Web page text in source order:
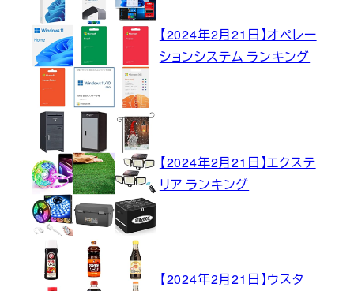
【2024年2月21日】オペレー
ションシステム ランキング
【2024年2月21日】エクステ
リア ランキング
【2024年2月21日】ウスタ